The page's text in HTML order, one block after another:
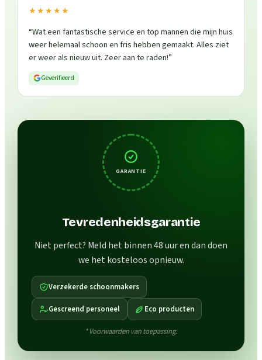
★★★★★
“Wat een fantastische service en top mannen die mijn huis
weer helemaal schoon en fris hebben gemaakt. Alles ziet
er weer als nieuw uit. Zeer aan te raden!”
Geverifieerd
GARANTIE
Tevredenheidsgarantie
Niet perfect? Meld het binnen 48 uur en dan doen
we het kosteloos opnieuw.
Verzekerde schoonmakers
Gescreend personeel Eco producten
* Voorwaarden van toepassing.